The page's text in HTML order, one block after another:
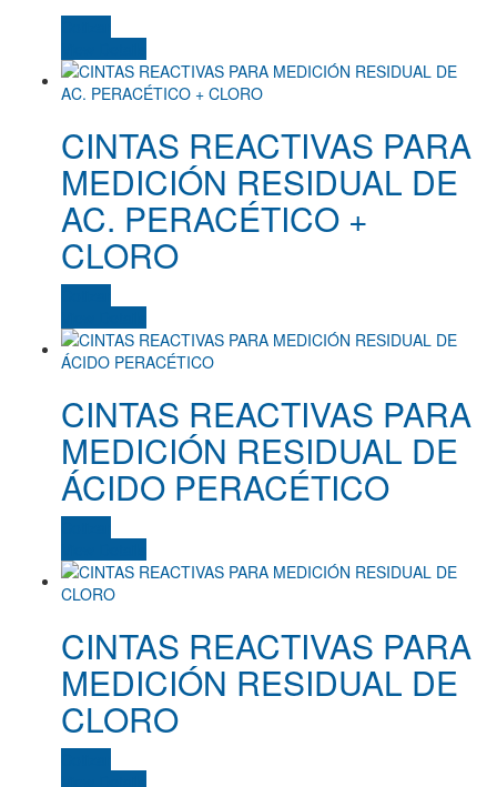
blanco(0)
blanco solido (0)
blanco/rojo(0)
café (0)
celeste (0)
gris
madera(0)
madera/cobre
morado (0)
naranjo (0)
natural(0)
negro(0)
negro, morado, blanco, amarillo
negro/azul, negro/rojo, negro/naranjo, negro/verde
(0)
CINTAS REACTIVAS PARA
MEDICIÓN RESIDUAL DE
AC. PERACÉTICO +
CLORO
CINTAS REACTIVAS PARA
MEDICIÓN RESIDUAL DE
ÁCIDO PERACÉTICO
CINTAS REACTIVAS PARA
MEDICIÓN RESIDUAL DE
CLORO